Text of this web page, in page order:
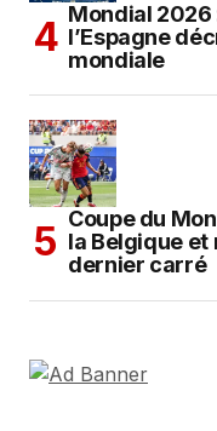
Mondial 2026
l’Espagne
mondiale
Coupe du
la Belgique et
dernier carré